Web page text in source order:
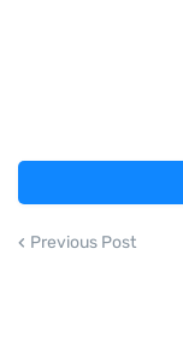
Previous Post